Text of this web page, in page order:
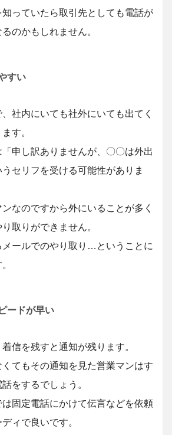
っていたら取引先としても電話が
のかもしれません。
すい
社内にいても社外にいても出てく
す。
申し訳ありませんが、〇〇は外出
セリフを受ける可能性がありま
なのですから外にいることが多く
取りができません。
ールでのやり取り…ということに
ードが早い
信を残すと通知が残ります。
てもその通知を見た営業マンはす
をするでしょう。
固定電話にかけて伝言などを依頼
ィで良いです。